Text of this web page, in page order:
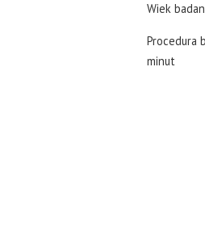
Wiek
Procedura
minut